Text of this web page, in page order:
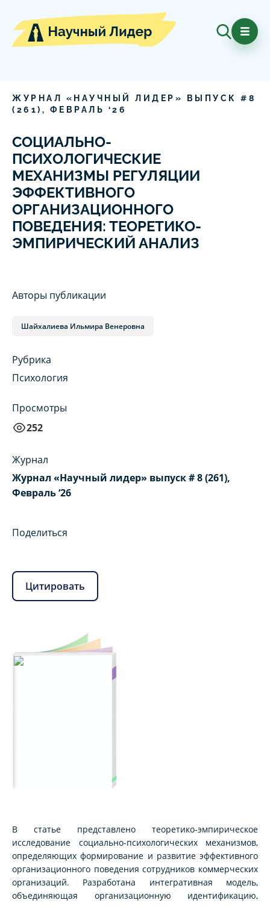
ЖУРНАЛ «НАУЧНЫЙ ЛИДЕР» ВЫПУСК # 8
( 261), ФЕВРАЛЬ ‘26
СОЦИАЛЬНО-
ПСИХОЛОГИЧЕСКИЕ
МЕХАНИЗМЫ РЕГУЛЯЦИИ
ЭФФЕКТИВНОГО
ОРГАНИЗАЦИОННОГО
ПОВЕДЕНИЯ: ТЕОРЕТИКО-
ЭМПИРИЧЕСКИЙ АНАЛИЗ
Авторы публикации
Шайхалиева Ильмира Венеровна
Рубрика
Психология
Просмотры
252
Журнал
Журнал «Научный лидер» выпуск # 8 (261),
Февраль ‘26
Поделиться
Цитировать
В статье представлено теоретико-эмпирическое
исследование социально-психологических механизмов,
определяющих формирование и развитие эффективного
организационного поведения сотрудников коммерческих
организаций. Разработана интегративная модель,
объединяющая организационную идентификацию,